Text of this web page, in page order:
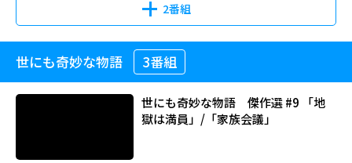
2番組
[HV][字]深夜食堂 ３#25-26
世にも奇妙な物語 3番組
世にも奇妙な物語 傑作選 #9 「地
獄は満員」/「家族会議」